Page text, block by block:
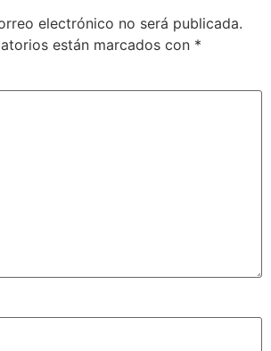
electrónico no será publicada.
están marcados con *